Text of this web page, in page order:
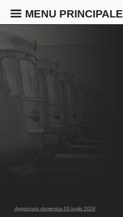
MENU PRINCIPALE
Aggiornato domenica 05 luglio 2026